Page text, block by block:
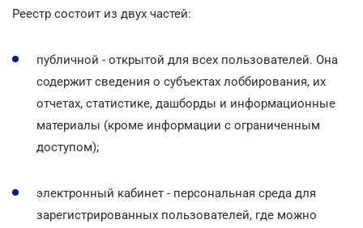
Реестр состоит из двух частей:
публичной - открытой для всех пользователей. Она
содержит сведения о субъектах лоббирования, их
отчетах, статистике, дашборды и информационные
материалы (кроме информации с ограниченным
доступом);
электронный кабинет - персональная среда для
зарегистрированных пользователей, где можно